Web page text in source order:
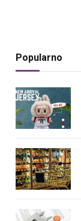
Popularno